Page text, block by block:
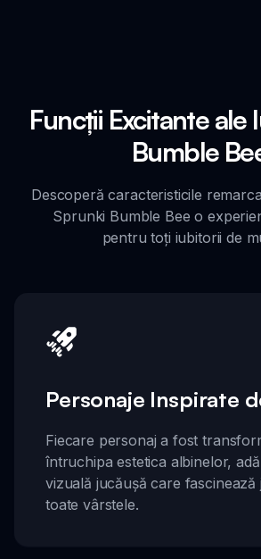
Funcții Excitante ale
Bumble
Descoperă caracteristicile
Sprunki Bumble Bee o
pentru toți iubitorii de
Personaje Inspirate
Fiecare personaj a fost
întruchipa estetica albinelor,
vizuală jucăușă care fascinează
toate vârstele.